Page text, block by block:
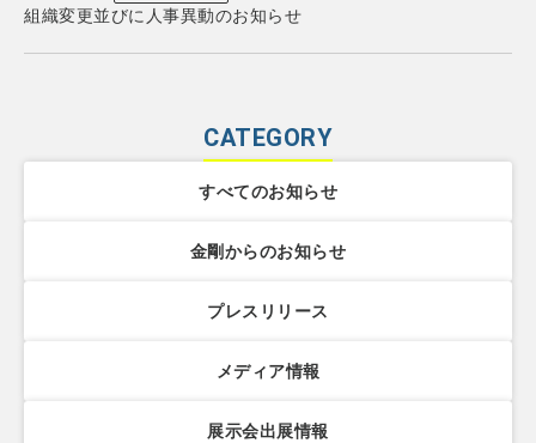
組織変更並びに人事異動のお知らせ
CATEGORY
すべてのお知らせ
金剛からのお知らせ
プレスリリース
メディア情報
展示会出展情報